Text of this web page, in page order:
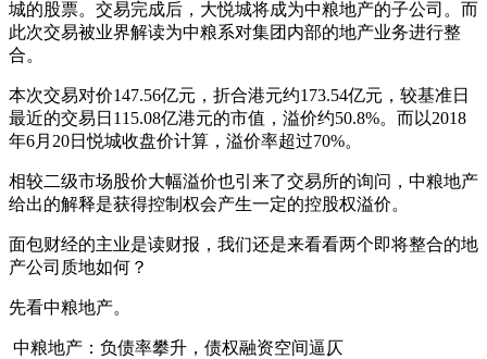
城的股票。交易完成后，大悦城将成为中粮地产的子公司。而
此次交易被业界解读为中粮系对集团内部的地产业务进行整
合。
本次交易对价147.56亿元，折合港元约173.54亿元，较基准日
最近的交易日115.08亿港元的市值，溢价约50.8%。而以2018
年6月20日悦城收盘价计算，溢价率超过70%。
相较二级市场股价大幅溢价也引来了交易所的询问，中粮地产
给出的解释是获得控制权会产生一定的控股权溢价。
面包财经的主业是读财报，我们还是来看看两个即将整合的地
产公司质地如何？
先看中粮地产。
中粮地产：负债率攀升，债权融资空间逼仄